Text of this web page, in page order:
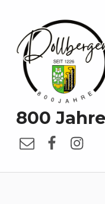
800
E-MailFacebook